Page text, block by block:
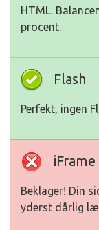
HTML.
procent.
Flash
Perfekt, ingen
iFrame
Beklager! Din
yderst dårlig